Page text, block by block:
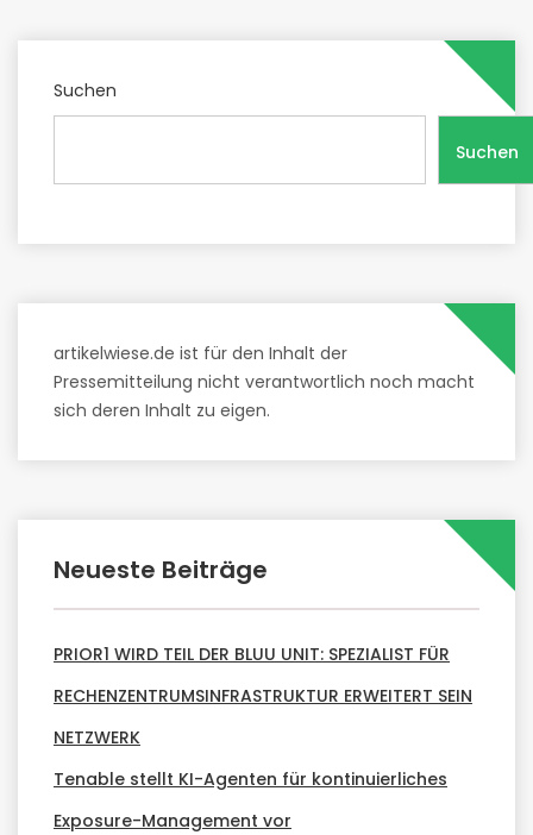
Suchen
Suchen
artikelwiese.de ist für den Inhalt der
Pressemitteilung nicht verantwortlich noch macht
sich deren Inhalt zu eigen.
Neueste Beiträge
PRIOR1 WIRD TEIL DER BLUU UNIT: SPEZIALIST FÜR
RECHENZENTRUMSINFRASTRUKTUR ERWEITERT SEIN
NETZWERK
Tenable stellt KI-Agenten für kontinuierliches
Exposure-Management vor